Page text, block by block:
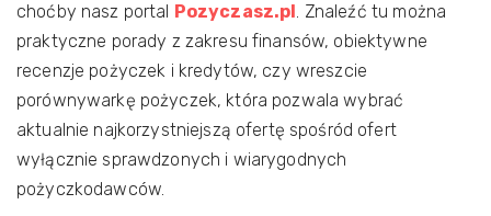
choćby nasz portal Pozyczasz.pl. Znaleźć tu można
praktyczne porady z zakresu finansów, obiektywne
recenzje pożyczek i kredytów, czy wreszcie
porównywarkę pożyczek, która pozwala wybrać
aktualnie najkorzystniejszą ofertę spośród ofert
wyłącznie sprawdzonych i wiarygodnych
pożyczkodawców.